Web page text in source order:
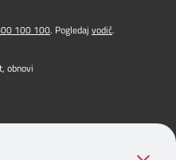
100 100. Pogledaj vodič.
obnovi